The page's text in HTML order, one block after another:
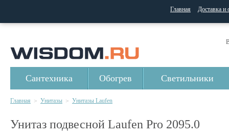
Главная Доставка и
Сантехника Обогрев Светильники
Главная > Унитазы > Унитазы Laufen
Унитаз подвесной Laufen Pro 2095.0